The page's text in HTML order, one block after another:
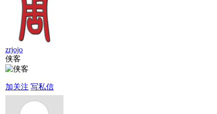
zrjojo
侠客
加关注 写私信